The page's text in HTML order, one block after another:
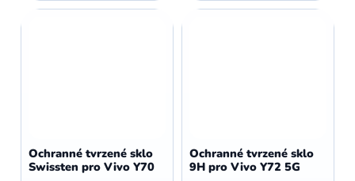
Ochranné tvrzené sklo
Swissten pro Vivo Y70
Ochranné tvrzené sklo
9H pro Vivo Y72 5G